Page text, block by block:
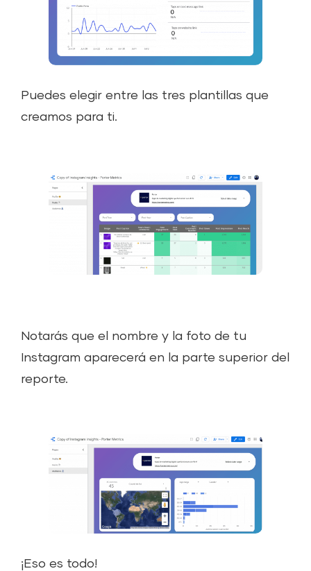
Puedes elegir entre las tres plantillas que
creamos para ti.
Notarás que el nombre y la foto de tu
Instagram aparecerá en la parte superior del
reporte.
¡Eso es todo!